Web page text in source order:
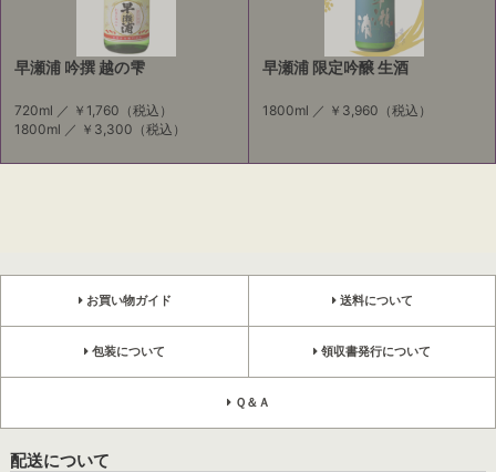
早瀬浦 吟撰 越の雫
720ml ／ ￥1,760 （税込）
1800ml ／ ￥3,300 （税込）
早瀬浦 限定吟醸 生酒
1800ml ／ ￥3,960 （税込）
お買い物ガイド 送料について
包装について 領収書発行について
Ｑ＆Ａ
配送について